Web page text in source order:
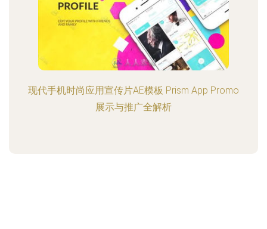
现代手机时尚应用宣传片AE模板 Prism App Promo
展示与推广全解析